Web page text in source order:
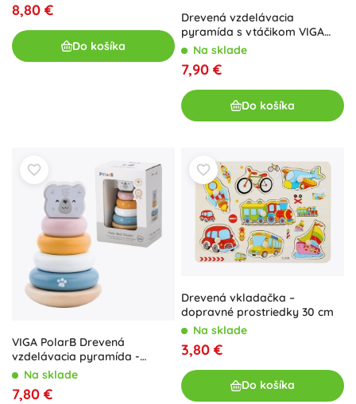
8,80 €
Do košíka
Drevená vzdelávacia
pyramída s vtáčikom VIGA
PolarB
Na sklade
7,90 €
Do košíka
VIGA PolarB Drevená
vzdelávacia pyramída -
Ľadový medveď
Na sklade
7,80 €
Drevená vkladačka –
dopravné prostriedky 30 cm
Na sklade
3,80 €
Do košíka